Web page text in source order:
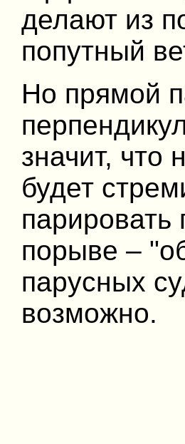
делают из
попутный
Но прямой
значит, что
будет
парировать
порыве –
парусных
возможно.